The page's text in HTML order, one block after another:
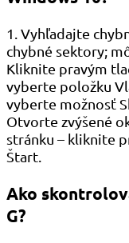
1. Vyhľadajte
chybné sektory;
Kliknite pravým
vyberte položku
vyberte možnosť
Otvorte zvýšené
stránku – kliknite
Štart.
Ako
G?